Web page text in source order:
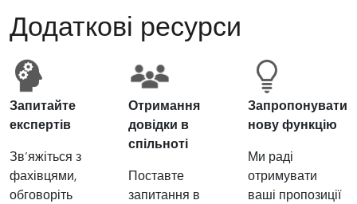
Додаткові ресурси
Запитайте
експертів
Зв’яжіться з
фахівцями,
обговоріть
Отримання
довідки в
спільноті
Поставте
запитання в
Запропонувати
нову функцію
Ми раді
отримувати
ваші пропозиції